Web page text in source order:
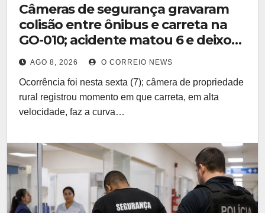
Câmeras de segurança gravaram
colisão entre ônibus e carreta na
GO-010; acidente matou 6 e deixou
feridos
AGO 8, 2026 O CORREIO NEWS
Ocorrência foi nesta sexta (7); câmera de propriedade
rural registrou momento em que carreta, em alta
velocidade, faz a curva…